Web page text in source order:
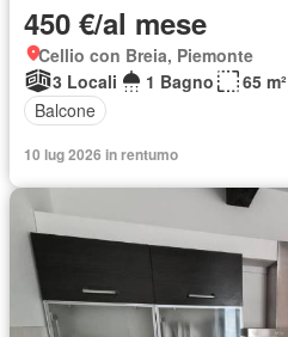
450 €/al mese
Cellio con Breia, Piemonte
3 Locali
1 Bagno
65 m²
Balcone
10 lug 2026 in rentumo